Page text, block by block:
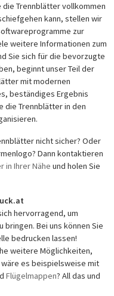
Trennblätter vollkommen
kann, stellen wir
zur
weitere Informationen zum
Sie sich für die bevorzugte
beginnt unser Teil der
mit modernen
beständiges Ergebnis
die Trennblätter in den
nicht sicher? Oder
Dann kontaktieren
in Ihrer Nähe und holen Sie
hervorragend, um
Bei uns können Sie
bedrucken lassen!
weitere Möglichkeiten,
es beispielsweise mit
Flügelmappen? All das und